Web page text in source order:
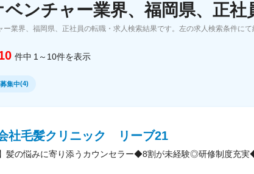
サービス データで見る転職
ンチャー業界、福岡県、正社
ー業界、福岡県、正社員の転職・求人検索結果です。左の求人検索条件にて
件中 1～10件を表示
集中(4)
社毛髪クリニック リーブ21
】髪の悩みに寄り添うカウンセラー◆8割が未経験◎研修制度充